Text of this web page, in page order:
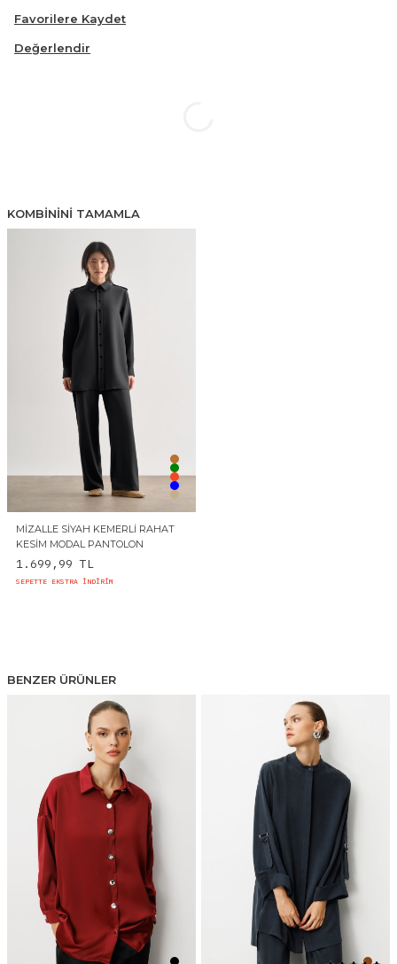
Favorilere Kaydet
Değerlendir
KOMBININI TAMAMLA
MIZALLE SIYAH KEMERLI RAHAT
KESIM MODAL PANTOLON
1.699,99 TL
SEPETTE EKSTRA İNDİRİM
BENZER ÜRÜNLER